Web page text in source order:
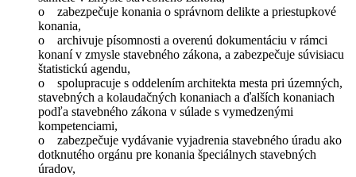
o zabezpečuje konania o správnom delikte a priestupkové
konania,
o archivuje písomnosti a overenú dokumentáciu v rámci
konaní v zmysle stavebného zákona, a zabezpečuje súvisiacu
štatistickú agendu,
o spolupracuje s oddelením architekta mesta pri územných,
stavebných a kolaudačných konaniach a ďalších konaniach
podľa stavebného zákona v súlade s vymedzenými
kompetenciami,
o zabezpečuje vydávanie vyjadrenia stavebného úradu ako
dotknutého orgánu pre konania špeciálnych stavebných
úradov,